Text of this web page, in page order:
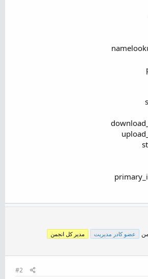
عضو کادر مدیریت مدیر کل انجمن
#2